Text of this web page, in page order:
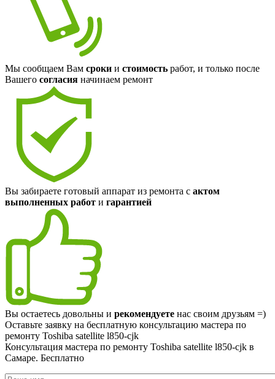
Мы сообщаем Вам сроки и стоимость работ, и только после
Вашего согласия начинаем ремонт
Вы забираете готовый аппарат из ремонта с актом
выполненных работ и гарантией
Вы остаетесь довольны и рекомендуете нас своим друзьям =)
Оставьте заявку на бесплатную консультацию мастера по
ремонту Toshiba satellite l850-cjk
Консультация мастера по ремонту Toshiba satellite l850-cjk в
Самаре. Бесплатно